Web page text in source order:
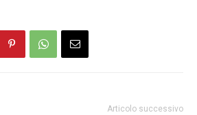
Articolo successivo